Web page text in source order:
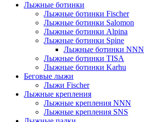
Лыжные ботинки
Лыжные ботинки Fischer
Лыжные ботинки Salomon
Лыжные ботинки Alpina
Лыжные ботинки Spine
Лыжные ботинки NNN
Лыжные ботинки TISA
Лыжные ботинки Karhu
Беговые лыжи
Лыжи Fischer
Лыжные крепления
Лыжные крепления NNN
Лыжные крепления SNS